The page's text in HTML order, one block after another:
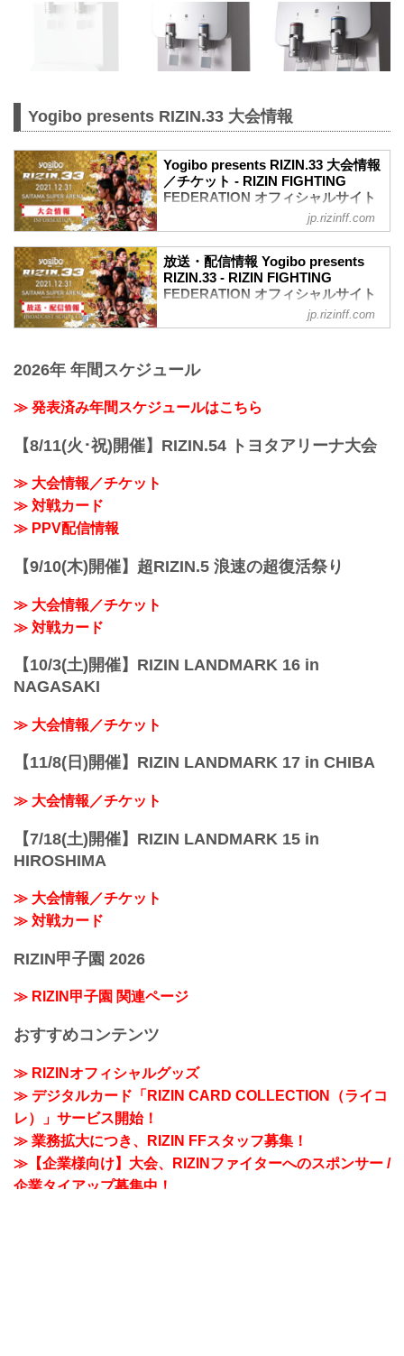
Yogibo presents RIZIN.33 大会情報
Yogibo presents RIZIN.33 大会情報
／チケット - RIZIN FIGHTING
FEDERATION オフィシャルサイト
現状は必要ありません。
大会概要
名称
終了予定時間
※試合内容、イベント進行によって終了
ご了承ください。
jp.rizinff.com
放送・配信情報 Yogibo presents
RIZIN.33 - RIZIN FIGHTING
FEDERATION オフィシャルサイト
12月31日（金）さいたまスーパーアリー
会場に行けない方は、Exciting RIZIN、
を締めくくる格闘技の祭典 RIZIN.33を全
放送・配信スケジュール一覧
事前番組
jp.rizinff.com
2026年 年間スケジュール
≫ 発表済み年間スケジュールはこちら
【8/11(火･祝)開催】RIZIN.54 トヨタアリーナ大会
≫ 大会情報／チケット
≫ 対戦カード
≫ PPV配信情報
【9/10(木)開催】超RIZIN.5 浪速の超復活祭り
≫ 大会情報／チケット
≫ 対戦カード
【10/3(土)開催】RIZIN LANDMARK 16 in
NAGASAKI
≫ 大会情報／チケット
【11/8(日)開催】RIZIN LANDMARK 17 in CHIBA
≫ 大会情報／チケット
【7/18(土)開催】RIZIN LANDMARK 15 in
HIROSHIMA
≫ 大会情報／チケット
≫ 対戦カード
RIZIN甲子園 2026
≫ RIZIN甲子園 関連ページ
おすすめコンテンツ
≫ RIZINオフィシャルグッズ
≫ デジタルカード「RIZIN CARD COLLECTION（ライコ
レ）」サービス開始！
≫ 業務拡大につき、RIZIN FFスタッフ募集！
≫【企業様向け】大会、RIZINファイターへのスポンサー /
企業タイアップ募集中！